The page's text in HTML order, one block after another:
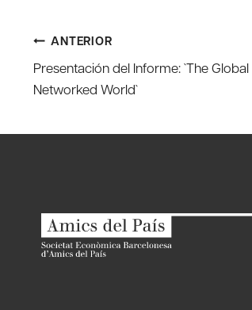
Navegación
de
entradas
ANTERIOR
Presentación del Informe: `The
Networked World`